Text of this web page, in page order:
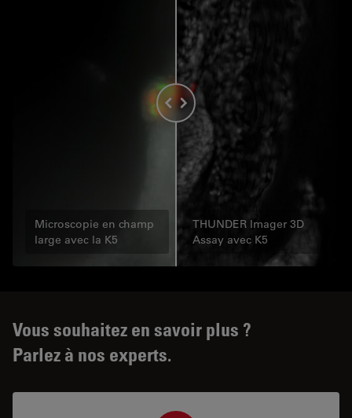
Microscopie en champ
large avec la K5
THUNDER Imager 3D
Assay avec K5
Vous souhaitez en savoir plus ?
Parlez à nos experts.